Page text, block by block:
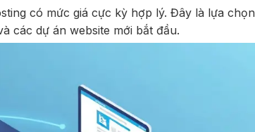
có mức giá cực kỳ hợp lý. Đây là lựa
các dự án website mới bắt đầu.